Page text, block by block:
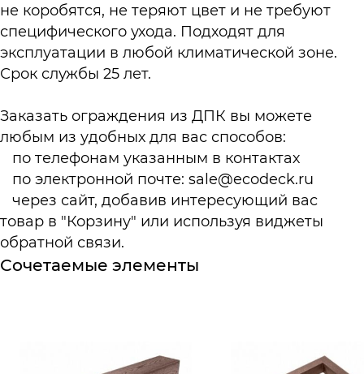
не коробятся, не теряют цвет и не требуют
специфического ухода. Подходят для
эксплуатации в любой климатической зоне.
Срок службы 25 лет.
Заказать ограждения из ДПК вы можете
любым из удобных для вас способов:
по телефонам указанным в контактах
по электронной почте: sale@ecodeck.ru
через сайт, добавив интересующий вас
товар в "Корзину" или используя виджеты
обратной связи.
Сочетаемые элементы